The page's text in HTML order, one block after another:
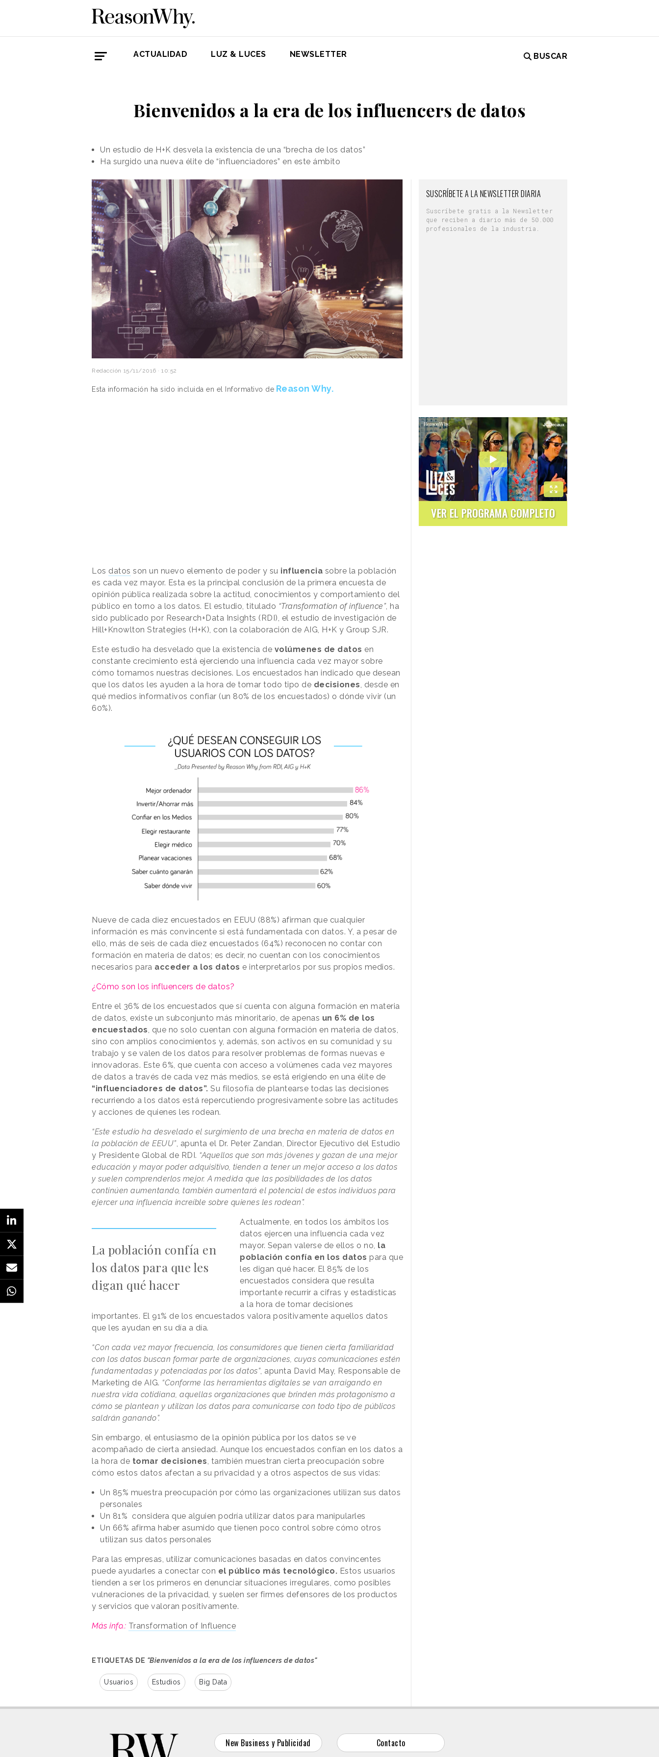
ACTUALIDAD LUZ & LUCES NEWSLETTER BUSCAR
Bienvenidos a la era de los influencers de datos
Un estudio de H+K desvela la existencia de una “brecha de los datos”
Ha surgido una nueva élite de “influenciadores” en este ámbito
Redacción 15/11/2016 · 10:52
Esta información ha sido incluida en el Informativo de Reason Why.
Los datos son un nuevo elemento de poder y su influencia sobre la población
es cada vez mayor. Esta es la principal conclusión de la primera encuesta de
opinión pública realizada sobre la actitud, conocimientos y comportamiento del
público en torno a los datos. El estudio, titulado “Transformation of influence”, ha
sido publicado por Research+Data Insights (RDI), el estudio de investigación de
Hill+Knowlton Strategies (H+K), con la colaboración de AIG, H+K y Group SJR.
Este estudio ha desvelado que la existencia de volúmenes de datos en
constante crecimiento está ejerciendo una influencia cada vez mayor sobre
cómo tomamos nuestras decisiones. Los encuestados han indicado que desean
que los datos les ayuden a la hora de tomar todo tipo de decisiones , desde en
qué medios informativos confiar (un 80% de los encuestados) o dónde vivir (un
60%).
Nueve de cada diez encuestados en EEUU (88%) afirman que cualquier
información es más convincente si está fundamentada con datos. Y, a pesar de
ello, más de seis de cada diez encuestados (64%) reconocen no contar con
formación en materia de datos; es decir, no cuentan con los conocimientos
necesarios para acceder a los datos e interpretarlos por sus propios medios.
¿Cómo son los influencers de datos?
Entre el 36% de los encuestados que sí cuenta con alguna formación en materia
de datos, existe un subconjunto más minoritario, de apenas un 6% de los
encuestados , que no solo cuentan con alguna formación en materia de datos,
sino con amplios conocimientos y, además, son activos en su comunidad y su
trabajo y se valen de los datos para resolver problemas de formas nuevas e
innovadoras. Este 6%, que cuenta con acceso a volúmenes cada vez mayores
de datos a través de cada vez más medios, se está erigiendo en una élite de
“influenciadores de datos”. Su filosofía de plantearse todas las decisiones
recurriendo a los datos está repercutiendo progresivamente sobre las actitudes
y acciones de quienes les rodean.
“Este estudio ha desvelado el surgimiento de una brecha en materia de datos en
la población de EEUU”, apunta el Dr. Peter Zandan, Director Ejecutivo del Estudio
y Presidente Global de RDI. “Aquellos que son más jóvenes y gozan de una mejor
educación y mayor poder adquisitivo, tienden a tener un mejor acceso a los datos
y suelen comprenderlos mejor. A medida que las posibilidades de los datos
continúen aumentando, también aumentará el potencial de estos individuos para
ejercer una influencia increíble sobre quienes les rodean”.
La población confía en
los datos para que les
digan qué hacer
Actualmente, en todos los ámbitos los
datos ejercen una influencia cada vez
mayor. Sepan valerse de ellos o no, la
población confía en los datos para que
les digan qué hacer. El 85% de los
encuestados considera que resulta
importante recurrir a cifras y estadísticas
a la hora de tomar decisiones
importantes. El 91% de los encuestados valora positivamente aquellos datos
que les ayudan en su día a día.
“Con cada vez mayor frecuencia, los consumidores que tienen cierta familiaridad
con los datos buscan formar parte de organizaciones, cuyas comunicaciones estén
fundamentadas y potenciadas por los datos”, apunta David May, Responsable de
Marketing de AIG. “Conforme las herramientas digitales se van arraigando en
nuestra vida cotidiana, aquellas organizaciones que brinden más protagonismo a
cómo se plantean y utilizan los datos para comunicarse con todo tipo de públicos
saldrán ganando”.
Sin embargo, el entusiasmo de la opinión pública por los datos se ve
acompañado de cierta ansiedad. Aunque los encuestados confían en los datos a
la hora de tomar decisiones , también muestran cierta preocupación sobre
cómo estos datos afectan a su privacidad y a otros aspectos de sus vidas:
Un 85% muestra preocupación por cómo las organizaciones utilizan sus datos
personales
Un 81% considera que alguien podría utilizar datos para manipularles
Un 66% afirma haber asumido que tienen poco control sobre cómo otros
utilizan sus datos personales
Para las empresas, utilizar comunicaciones basadas en datos convincentes
puede ayudarles a conectar con el público más tecnológico. Estos usuarios
tienden a ser los primeros en denunciar situaciones irregulares, como posibles
vulneraciones de la privacidad, y suelen ser firmes defensores de los productos
y servicios que valoran positivamente.
Más info.: Transformation of Influence
ETIQUETAS DE "Bienvenidos a la era de los influencers de datos"
Usuarios Estudios Big Data
SUSCRÍBETE A LA NEWSLETTER DIARIA
Suscríbete gratis a la Newsletter
que reciben a diario más de 50.000
profesionales de la industria.
VER EL PROGRAMA COMPLETO
New Business y Publicidad Contacto